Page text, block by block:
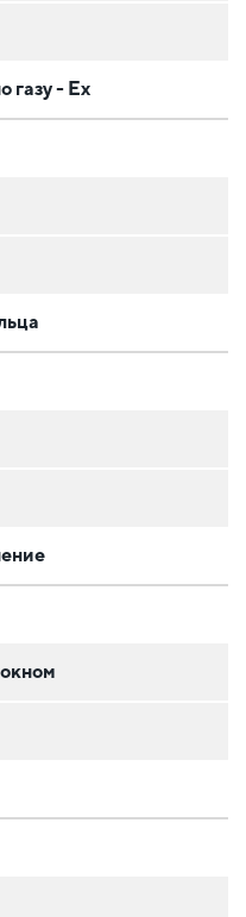
газу - Ex